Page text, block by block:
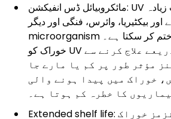
مائکروبیائل ڈس انفیکشن: UV روشنی بہت زیادہ
بیکٹیریا، وائرس، فنگی اور دیگر
microorganism غیر فعال یا ختم کر سکتا ہے۔
خوراک کو UV روشنی کے ذریعے علاج کرنے سے
مؤثر طور پر کم یا مارے جا
خوراک میں پیدا ہونے والی
کا خطرہ کم ہوتا ہے۔
Extended shelf life: مائیکروآرگنزمز خوراک